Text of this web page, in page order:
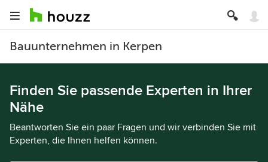
Bauunternehmen in Kerpen
Finden Sie passende Experten in Ihrer
Nähe
Beantworten Sie ein paar Fragen und wir verbinden Sie mit
Experten, die Ihnen helfen können.